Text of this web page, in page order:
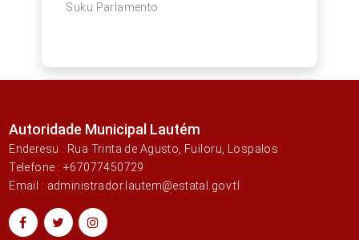
Suku Parlamento
Autoridade Municipal Lautém
Enderesu : Rua Trinta de Agusto, Fuiloru, Lospalos
Telefone : +67077450729
Email : administrador.lautem@estatal.gov.tl